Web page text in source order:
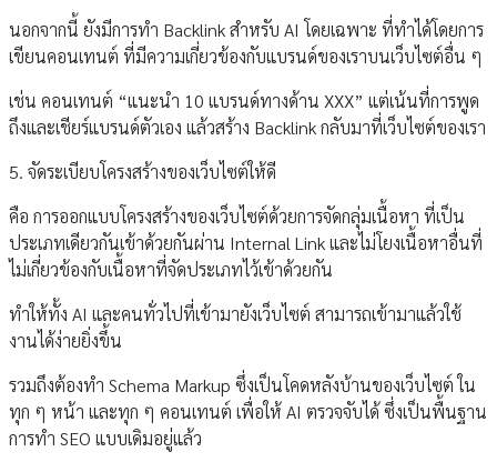
นอกจากนี้ ยังมีการทำ Backlink สำหรับ AI โดยเฉพาะ ที่ทำได้โดยการ
เขียนคอนเทนต์ ที่มีความเกี่ยวข้องกับแบรนด์ของเราบนเว็บไซต์อื่น ๆ
เช่น คอนเทนต์ “แนะนำ 10 แบรนด์ทางด้าน XXX” แต่เน้นที่การพูด
ถึงและเชียร์แบรนด์ตัวเอง แล้วสร้าง Backlink กลับมาที่เว็บไซต์ของเรา
5. จัดระเบียบโครงสร้างของเว็บไซต์ให้ดี
คือ การออกแบบโครงสร้างของเว็บไซต์ด้วยการจัดกลุ่มเนื้อหา ที่เป็น
ประเภทเดียวกันเข้าด้วยกันผ่าน Internal Link และไม่โยงเนื้อหาอื่นที่
ไม่เกี่ยวข้องกับเนื้อหาที่จัดประเภทไว้เข้าด้วยกัน
ทำให้ทั้ง AI และคนทั่วไปที่เข้ามายังเว็บไซต์ สามารถเข้ามาแล้วใช้
งานได้ง่ายยิ่งขึ้น
รวมถึงต้องทำ Schema Markup ซึ่งเป็นโคดหลังบ้านของเว็บไซต์ ใน
ทุก ๆ หน้า และทุก ๆ คอนเทนต์ เพื่อให้ AI ตรวจจับได้ ซึ่งเป็นพื้นฐาน
การทำ SEO แบบเดิมอยู่แล้ว